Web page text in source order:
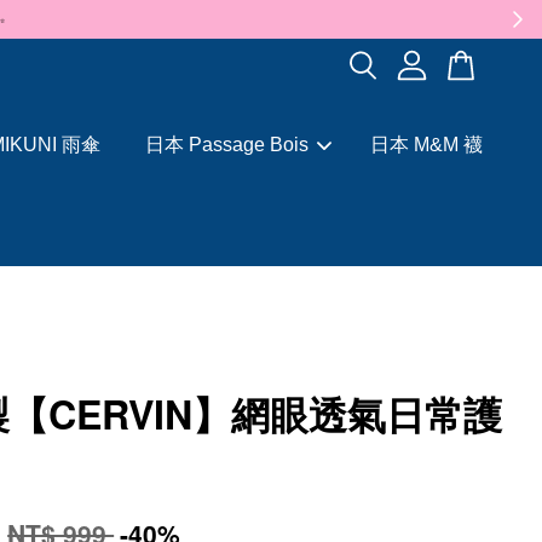
雨傘 日本 Passage Bois 日本 M&M 襪
CERVIN】網眼透氣日常護
NT$ 999-40%